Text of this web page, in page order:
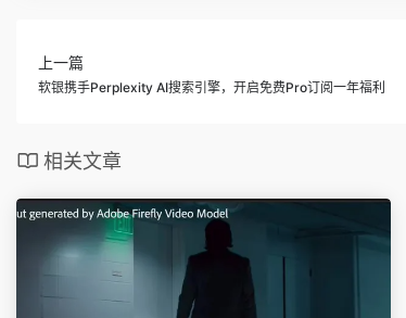
上一篇
软银携手Perplexity AI搜索引擎，开启免费Pro订阅一年福利
相关文章